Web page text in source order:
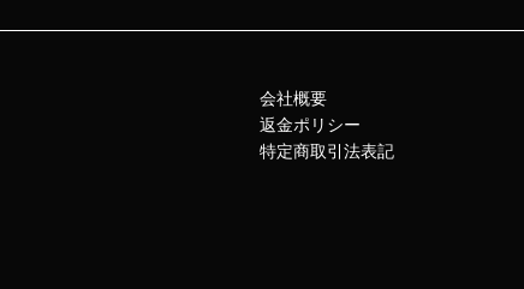
会社概要
返金ポリシー
特定商取引法表記